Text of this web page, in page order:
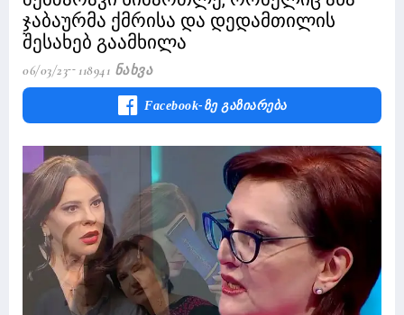
ჯაბაურმა ქმრისა და დედამთილის
შესახებ გაამხილა
06/03/23 118941 Ნახვა
Facebook-Ზე Გაზიარება